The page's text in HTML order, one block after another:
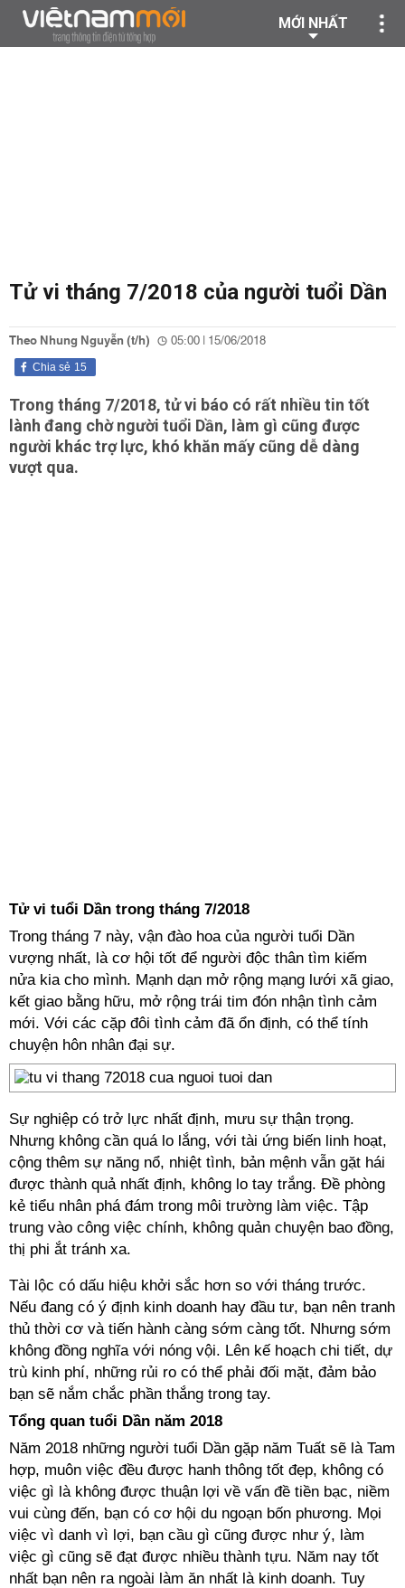
MỚI NHẤT
Tử vi tháng 7/2018 của người tuổi Dần
Theo Nhung Nguyễn (t/h) 05:00 | 15/06/2018
15
Chia sẻ
Trong tháng 7/2018, tử vi báo có rất nhiều tin tốt
lành đang chờ người tuổi Dần, làm gì cũng được
người khác trợ lực, khó khăn mấy cũng dễ dàng
vượt qua.
Tử vi tuổi Dần trong tháng 7/2018
Trong tháng 7 này, vận đào hoa của người tuổi Dần
vượng nhất, là cơ hội tốt để người độc thân tìm kiếm
nửa kia cho mình. Mạnh dạn mở rộng mạng lưới xã giao,
kết giao bằng hữu, mở rộng trái tim đón nhận tình cảm
mới. Với các cặp đôi tình cảm đã ổn định, có thể tính
chuyện hôn nhân đại sự.
Sự nghiệp có trở lực nhất định, mưu sự thận trọng.
Nhưng không cần quá lo lắng, với tài ứng biến linh hoạt,
cộng thêm sự năng nổ, nhiệt tình, bản mệnh vẫn gặt hái
được thành quả nhất định, không lo tay trắng. Đề phòng
kẻ tiểu nhân phá đám trong môi trường làm việc. Tập
trung vào công việc chính, không quản chuyện bao đồng,
thị phi ắt tránh xa.
Tài lộc có dấu hiệu khởi sắc hơn so với tháng trước.
Nếu đang có ý định kinh doanh hay đầu tư, bạn nên tranh
thủ thời cơ và tiến hành càng sớm càng tốt. Nhưng sớm
không đồng nghĩa với nóng vội. Lên kế hoạch chi tiết, dự
trù kinh phí, những rủi ro có thể phải đối mặt, đảm bảo
bạn sẽ nắm chắc phần thắng trong tay.
Tổng quan tuổi Dần năm 2018
Năm 2018 những người tuổi Dần gặp năm Tuất sẽ là Tam
hợp, muôn việc đều được hanh thông tốt đẹp, không có
việc gì là không được thuận lợi về vấn đề tiền bạc, niềm
vui cùng đến, bạn có cơ hội du ngoạn bốn phương. Mọi
việc vì danh vì lợi, bạn cầu gì cũng được như ý, làm
việc gì cũng sẽ đạt được nhiều thành tựu. Năm nay tốt
nhất bạn nên ra ngoài làm ăn nhất là kinh doanh. Tuy